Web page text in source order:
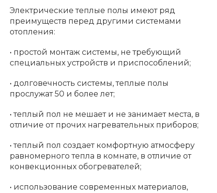
Электрические теплые полы имеют ряд
преимуществ перед другими системами
отопления:
• простой монтаж системы, не требующий
специальных устройств и приспособлений;
• долговечность системы, теплые полы
прослужат 50 и более лет;
• теплый пол не мешает и не занимает места, в
отличие от прочих нагревательных приборов;
• теплый пол создает комфортную атмосферу
равномерного тепла в комнате, в отличие от
конвекционных обогревателей;
• использование современных материалов,